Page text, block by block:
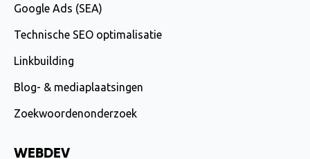
Google Ads (SEA)
Technische SEO optimalisatie
Linkbuilding
Blog- & mediaplaatsingen
Zoekwoordenonderzoek
WEBDEV